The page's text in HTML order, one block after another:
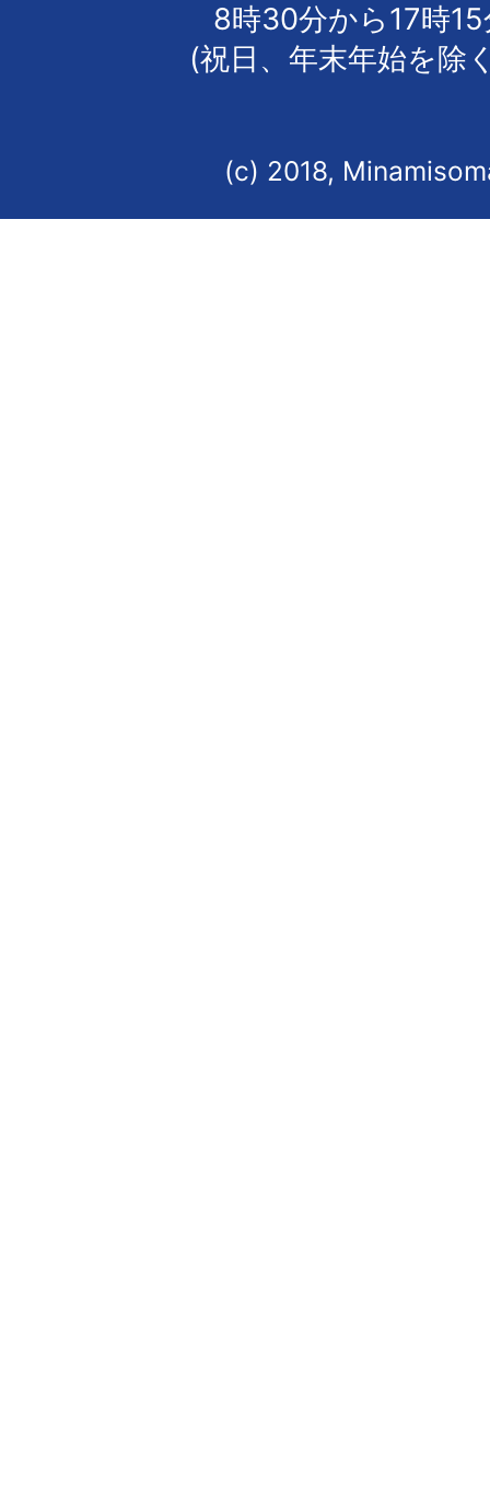
8時30分から17時
(祝日、年末年始を除
(c) 2018,